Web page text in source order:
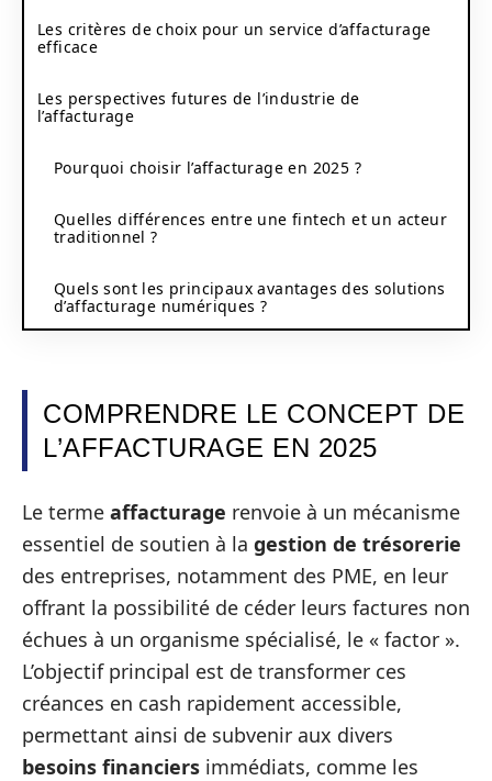
Les critères de choix pour un service d’affacturage
efficace
Les perspectives futures de l’industrie de
l’affacturage
Pourquoi choisir l’affacturage en 2025 ?
Quelles différences entre une fintech et un acteur
traditionnel ?
Quels sont les principaux avantages des solutions
d’affacturage numériques ?
COMPRENDRE LE CONCEPT DE
L’AFFACTURAGE EN 2025
Le terme affacturage renvoie à un mécanisme
essentiel de soutien à la gestion de trésorerie
des entreprises, notamment des PME, en leur
offrant la possibilité de céder leurs factures non
échues à un organisme spécialisé, le « factor ».
L’objectif principal est de transformer ces
créances en cash rapidement accessible,
permettant ainsi de subvenir aux divers
besoins financiers immédiats, comme les